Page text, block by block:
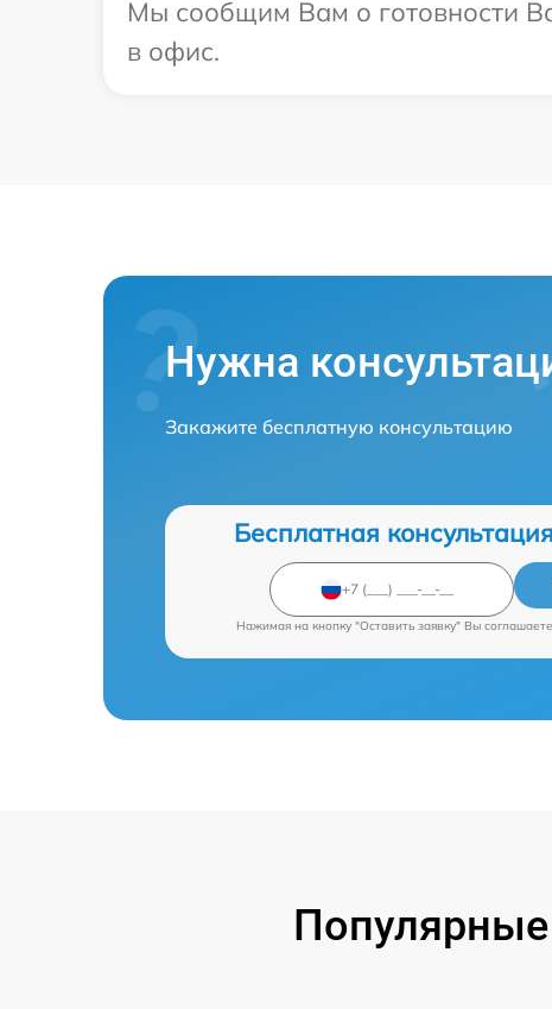
Мы сообщим Вам о готовности
в офис.
Нужна
Закажите бесплатную консультацию
Бесплатная
Нажимая на кнопку "Оставить заявку" Вы